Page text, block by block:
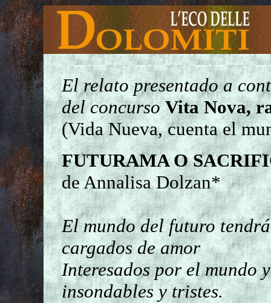
El relato presentado a
del concursoVita Nova,
(Vida Nueva, cuenta el
FUTURAMA O
de Annalisa Dolzan*
El mundo del futuro
cargados de amor
Interesados por el mundo
insondables y tristes.